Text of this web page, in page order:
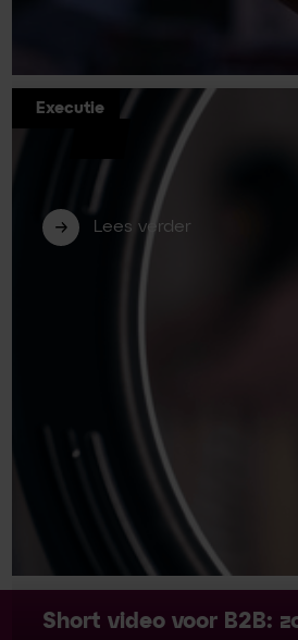
Short video voor B2B:
content eenvoudig en
Lees verder
Executie
Short video voor B2B: